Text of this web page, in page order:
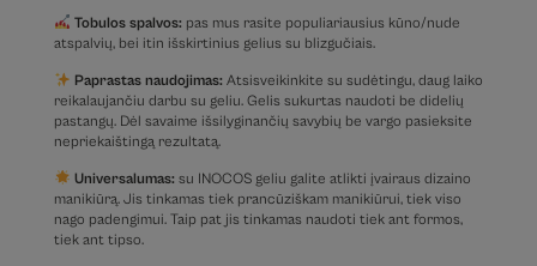
Tobulos spalvos: pas mus rasite populiariausius kūno/nude
atspalvių, bei itin išskirtinius gelius su blizgučiais.
Paprastas naudojimas: Atsisveikinkite su sudėtingu, daug laiko
reikalaujančiu darbu su geliu. Gelis sukurtas naudoti be didelių
pastangų. Dėl savaime išsilyginančių savybių be vargo pasieksite
nepriekaištingą rezultatą.
Universalumas: su INOCOS geliu galite atlikti įvairaus dizaino
manikiūrą. Jis tinkamas tiek prancūziškam manikiūrui, tiek viso
nago padengimui. Taip pat jis tinkamas naudoti tiek ant formos,
tiek ant tipso.